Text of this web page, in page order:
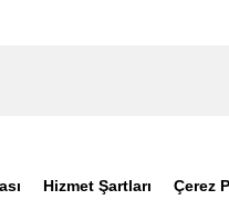
Hizmet Şartları Çerez